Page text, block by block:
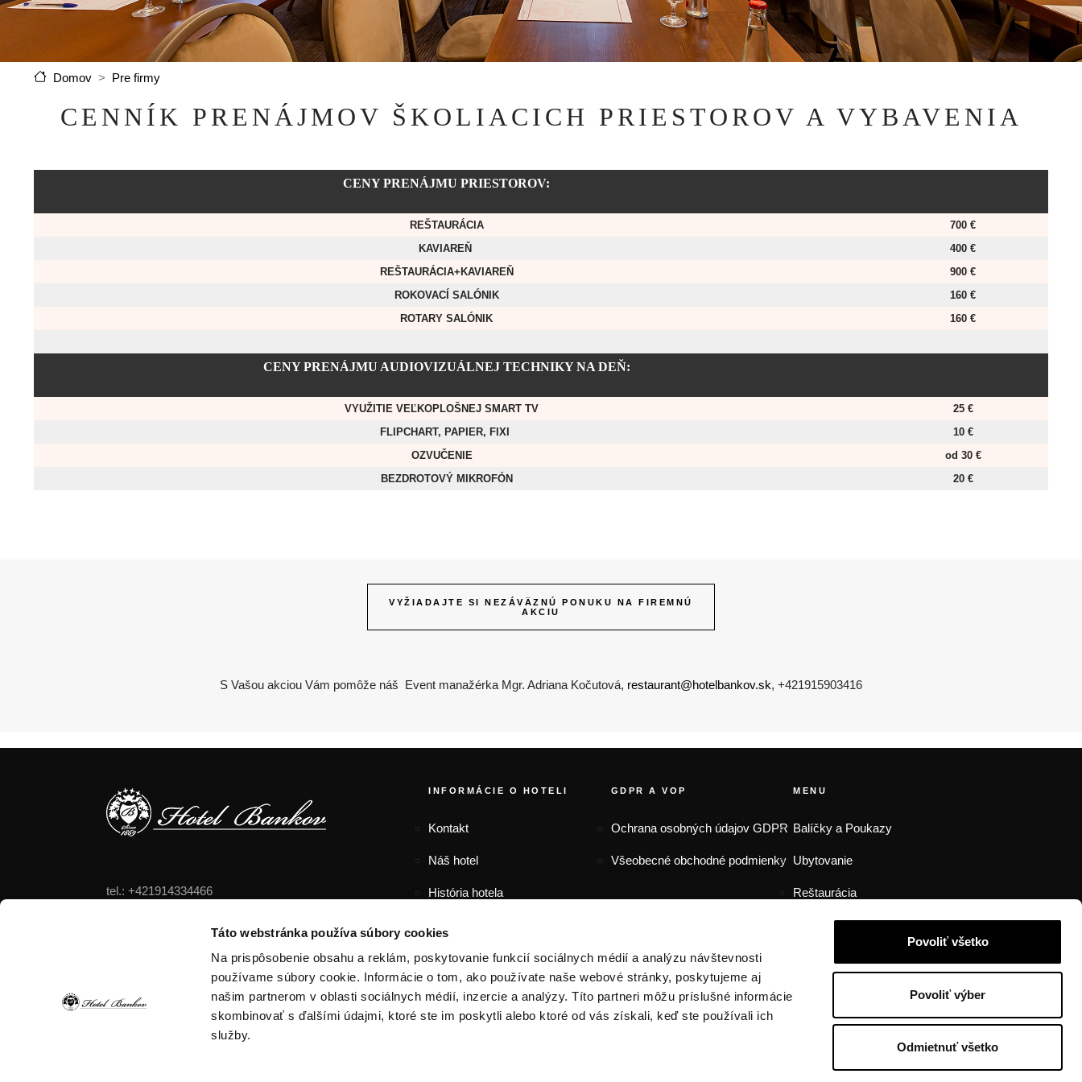
Táto webstránka používa súbory cookies
Na prispôsobenie obsahu a reklám, poskytovanie funkcií sociálnych médií a analýzu návštevnosti
používame súbory cookie. Informácie o tom, ako používate naše webové stránky, poskytujeme aj
našim partnerom v oblasti sociálnych médií, inzercie a analýzy. Títo partneri môžu príslušné informácie
skombinovať s ďalšími údajmi, ktoré ste im poskytli alebo ktoré od vás získali, keď ste používali ich
služby.
Povoliť všetko
Povoliť výber
Odmietnuť všetko
Domov Pre firmy
CENNÍK PRENÁJMOV ŠKOLIACICH PRIESTOROV A VYBAVENIA
CENY PRENÁJMU PRIESTOROV:
REŠTAURÁCIA
700 €
KAVIAREŇ
400 €
REŠTAURÁCIA+KA­VIAREŇ
900 €
ROKOVACÍ SALÓNIK
160 €
ROTARY SALÓNIK
160 €
CENY PRENÁJMU AUDIOVIZUÁLNEJ TECHNIKY NA DEŇ:
VYUŽITIE VEĽKOPLOŠNEJ SMART TV
25 €
FLIPCHART, PAPIER, FIXI
10 €
OZVUČENIE
od 30 €
BEZDROTOVÝ MIKROFÓN
20 €
VYŽIADAJTE SI NEZÁVÄZNÚ PONUKU NA FIREMNÚ
AKCIU
S Vašou akciou Vám pomôže náš Event manažérka Mgr. Adriana Kočutová, restaurant@hotelbankov.sk, +421915903416
tel.: +421914334466
tel.: +421905470123
FOOTER MENU
INFORMÁCIE O HOTELI
Kontakt
Náš hotel
História hotela
GDPR A VOP
Ochrana osobných údajov GDPR
Všeobecné obchodné podmienky
MENU
Balíčky a Poukazy
Ubytovanie
Reštaurácia
Wellness
Pre firmy
Copyright © 2024 | web & foto